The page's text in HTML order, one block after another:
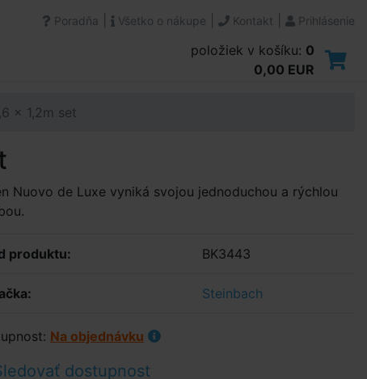
Poradňa Všetko o nákupe Kontakt Prihlásenie
položiek v košíku: 0
0,00 EUR
x 1,2m set
Nuovo de Luxe vyniká svojou jednoduchou a rýchlou
produktu: BK3443
Steinbach
Na objednávku
dostupnost